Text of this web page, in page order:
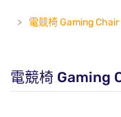
電競椅 Gaming Chair
電競椅 Gaming